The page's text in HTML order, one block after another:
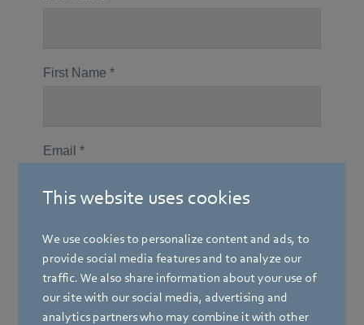
This website uses cookies
We use cookies to personalize content and ads, to
provide social media features and to analyze our
traffic. We also share information about your use of
our site with our social media, advertising and
analytics partners who may combine it with other